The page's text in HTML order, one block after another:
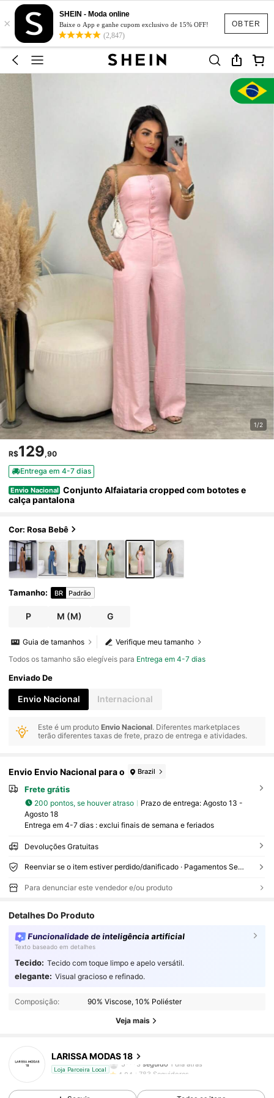
OBTER
×
SHEIN - Moda online
Baixe o App e ganhe cupom exclusivo de 15% OFF!
(2,847)
1/2
R$129,90
Entrega em 4-7 dias
Envio Nacional Conjunto Alfaiataria cropped com bototes e
calça pantalona
Cor: Rosa Bebê
Tamanho: BR Padrão
P M (M) G
Verifique meu tamanho
Guia de tamanhos
Todos os tamanho são elegíveis para Entrega em 4-7 dias
Enviado De
Envio Nacional Internacional
Este é um produtoEnvio Nacional. Diferentes marketplaces
terão diferentes taxas de frete, prazo de entrega e atividades.
Envio Envio Nacional para o Brazil
Frete grátis
200 pontos, se houver atraso Prazo de entrega: Agosto 13 -
Agosto 18
Entrega em 4-7 dias : exclui finais de semana e feriados
Devoluções Gratuitas
Reenviar se o item estiver perdido/danificado · Pagamentos Seguros · Proteção de privacidade
Para denunciar este vendedor e/ou produto
Detalhes Do Produto
Funcionalidade de inteligência artificial
Texto baseado em detalhes
Tecido: Tecido com toque limpo e apelo versátil.
elegante: Visual gracioso e refinado.
Composição: 90% Viscose, 10% Poliéster
Veja mais
LARISSA MODAS 18
Loja Parceira Local
4,84 783 Seguidores
4,84 783 Seguidores
5***3
4,84
783 Seguidores